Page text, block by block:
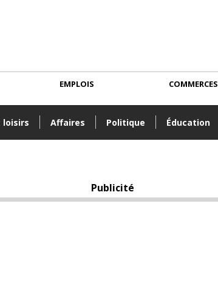
loisirs Affaires Politique Éducation
EMPLOIS COMMERCES
Publicité